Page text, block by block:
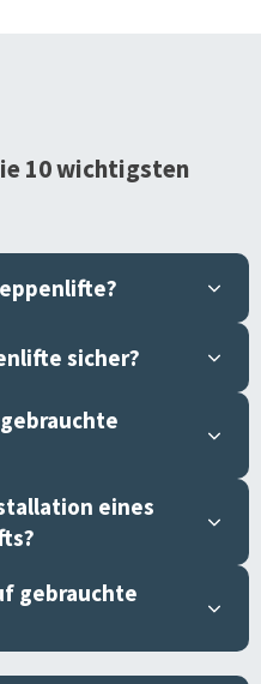
10 wichtigsten
sicher?
eines
gebrauchte